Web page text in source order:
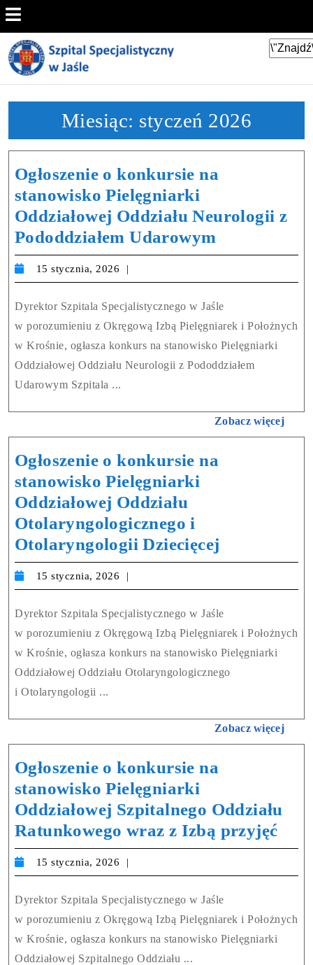
Miesiąc: styczeń 2026
Ogłoszenie o konkursie na
stanowisko Pielęgniarki
Oddziałowej Oddziału Neurologii z
Pododdziałem Udarowym
15 stycznia, 2026
Dyrektor Szpitala Specjalistycznego w Jaśle
w porozumieniu z Okręgową Izbą Pielęgniarek i Położnych
w Krośnie, ogłasza konkurs na stanowisko Pielęgniarki
Oddziałowej Oddziału Neurologii z Pododdziałem
Udarowym Szpitala ...
Zobacz więcej
Ogłoszenie o konkursie na
stanowisko Pielęgniarki
Oddziałowej Oddziału
Otolaryngologicznego i
Otolaryngologii Dziecięcej
15 stycznia, 2026
Dyrektor Szpitala Specjalistycznego w Jaśle
w porozumieniu z Okręgową Izbą Pielęgniarek i Położnych
w Krośnie, ogłasza konkurs na stanowisko Pielęgniarki
Oddziałowej Oddziału Otolaryngologicznego
i Otolaryngologii ...
Zobacz więcej
Ogłoszenie o konkursie na
stanowisko Pielęgniarki
Oddziałowej Szpitalnego Oddziału
Ratunkowego wraz z Izbą przyjęć
15 stycznia, 2026
Dyrektor Szpitala Specjalistycznego w Jaśle
w porozumieniu z Okręgową Izbą Pielęgniarek i Położnych
w Krośnie, ogłasza konkurs na stanowisko Pielęgniarki
Oddziałowej Szpitalnego Oddziału ...